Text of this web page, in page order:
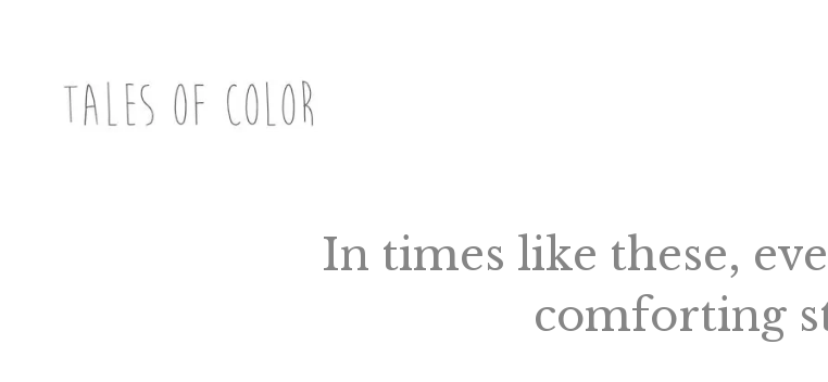
content
In times like these,
comforting